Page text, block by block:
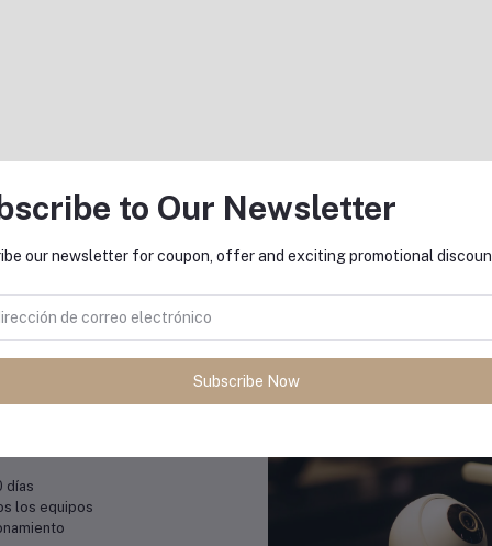
días
los equipos
to Our Newsletter
our newsletter for coupon, offer and exciting promotional
Subscribe Now